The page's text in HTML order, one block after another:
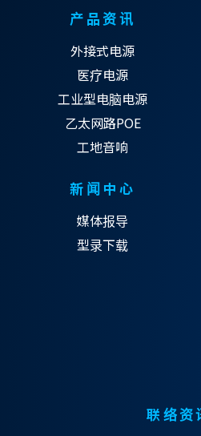
产品资讯
外接式电源
医疗电源
工业型电脑电源
乙太网路POE
工地音响
新闻中心
媒体报导
型录下载
联络资